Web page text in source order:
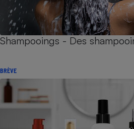
Shampooings - Des
BRÈVE